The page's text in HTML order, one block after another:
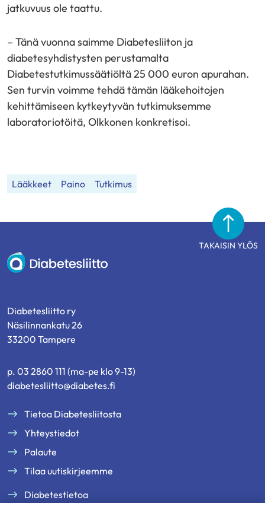
jatkuvuus ole taattu.
– Tänä vuonna saimme Diabetesliiton ja
diabetesyhdistysten perustamalta
Diabetestutkimussäätiöltä 25 000 euron apurahan.
Sen turvin voimme tehdä tämän lääkehoitojen
kehittämiseen kytkeytyvän tutkimuksemme
laboratoriotöitä, Olkkonen konkretisoi.
Lääkkeet Paino Tutkimus
TAKAISIN YLÖS
Diabetesliitto
Diabetesliitto ry
Näsilinnankatu 26
33200 Tampere
p. 03 2860 111 (ma-pe klo 9-13)
diabetesliitto@diabetes.fi
Tietoa Diabetesliitosta
Yhteystiedot
Palaute
Tilaa uutiskirjeemme
Diabetestietoa